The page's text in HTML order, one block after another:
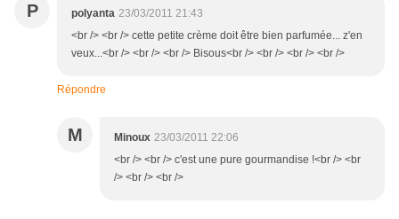
P polyanta 23/03/2011 21:43
<br /> <br /> cette petite crème doit être bien parfumée... z'en
veux...<br /> <br /> <br /> Bisous<br /> <br /> <br /> <br />
Répondre
M Minoux 23/03/2011 22:06
<br /> <br /> c'est une pure gourmandise !<br /> <br
/> <br /> <br />